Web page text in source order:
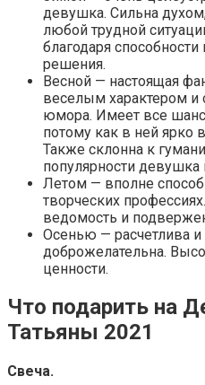
девушка. Сильна
любой трудной
благодаря
решения.
Весной — настоящая
веселым характером
юмора. Имеет все
потому как в ней ярко
Также склонна к
популярности девушка
Летом — вполне
творческих
ведомость и
Осенью — расчетлива и
доброжелательна.
ценности.
Что подарить на
Татьяны 2021
Свеча.